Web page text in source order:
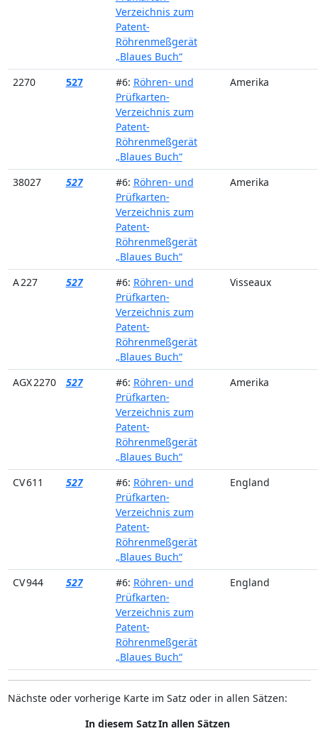
Verzeichnis zum
Patent-
Röhrenmeßgerät
„Blaues Buch“
2270
527 #6: Röhren- und
Prüfkarten-
Verzeichnis zum
Patent-
Röhrenmeßgerät
„Blaues Buch“
Amerika
38027 527 #6: Röhren- und
Prüfkarten-
Verzeichnis zum
Patent-
Röhrenmeßgerät
„Blaues Buch“
Amerika
A 227 527 #6: Röhren- und
Prüfkarten-
Verzeichnis zum
Patent-
Röhrenmeßgerät
„Blaues Buch“
Visseaux
AGX 2270 527 #6: Röhren- und
Prüfkarten-
Verzeichnis zum
Patent-
Röhrenmeßgerät
„Blaues Buch“
Amerika
CV 611 527 #6: Röhren- und
Prüfkarten-
Verzeichnis zum
Patent-
Röhrenmeßgerät
„Blaues Buch“
England
CV 944 527 #6: Röhren- und
Prüfkarten-
Verzeichnis zum
Patent-
Röhrenmeßgerät
„Blaues Buch“
England
Nächste oder vorherige Karte im Satz oder in allen Sätzen:
In diesem SatzIn allen Sätzen